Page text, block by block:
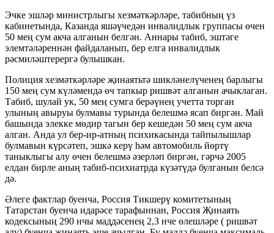
Эчке эшләр министрлыгы хезмәткәрләре, табибның үз
кабинетында, Казанда яшәүчедән инвалидлык группасы өчен
50 мең сум акча алганын белгән. Аннары табиб, эштәге
элемтәләреннән файдаланып, бер елга инвалидлык
рәсмиләштерергә булышкан.
Полиция хезмәткәрләре җинаятьтә шикләнелүченең барлыгы
150 мең сум күләмендә өч тапкыр ришвәт алганын ачыклаган.
Табиб, шулай ук, 50 мең сумга берәүнең учетта торган
улының авыруы булмавы турында белешмә ясап биргән. Май
башында элекке мөдир тагын бер кешедән 50 мең сум акча
алган. Анда ул бер-ир-атның психикасында тайпылышлар
булмавын күрсәтеп, эшкә керү һәм автомобиль йөртү
таныклыгы алу өчен белешмә әзерләп биргән, гәрчә 2005
елдан бирле аның табиб-психиатрда күзәтүдә булганын белсә
дә.
Әлеге фактлар буенча, Россия Тикшерү комитетының
Татарстан буенча идарәсе тарафыннан, Россия Җинаять
кодексының 290 нчы маддәсенең 2,3 нче өлешләре ( ришвәт